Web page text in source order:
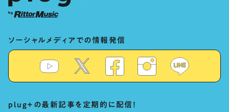
ソーシャルメディアでの情報発信
plug+の最新記事を定期的に配信！